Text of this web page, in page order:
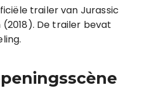
trailer van Jurassic
(2018). De trailer bevat